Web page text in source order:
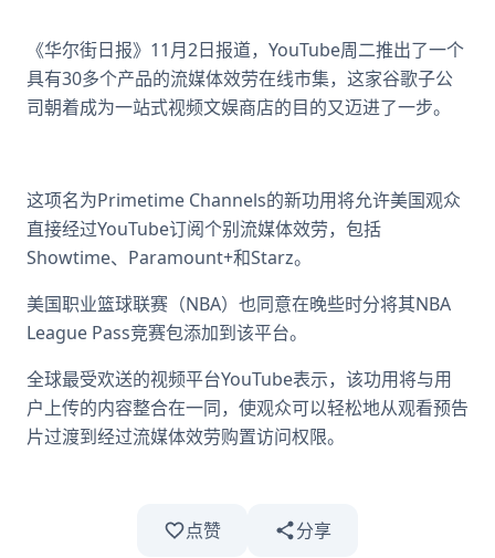
《华尔街日报》11月2日报道，YouTube周二推出了一个
具有30多个产品的流媒体效劳在线市集，这家谷歌子公
司朝着成为一站式视频文娱商店的目的又迈进了一步。
这项名为Primetime Channels的新功用将允许美国观众
直接经过YouTube订阅个别流媒体效劳，包括
Showtime、Paramount+和Starz。
美国职业篮球联赛（NBA）也同意在晚些时分将其NBA
League Pass竞赛包添加到该平台。
全球最受欢送的视频平台YouTube表示，该功用将与用
户上传的内容整合在一同，使观众可以轻松地从观看预告
片过渡到经过流媒体效劳购置访问权限。
点赞 分享